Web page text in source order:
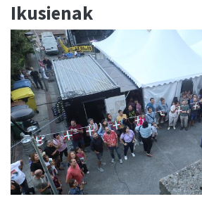
Ikusienak